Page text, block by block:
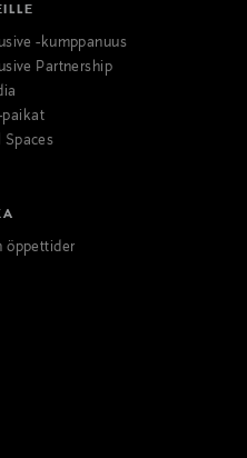
-kumppanuus
Partnership
paikat
Spaces
öppettider